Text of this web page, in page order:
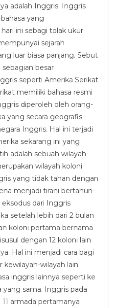
adalah Inggris. Inggris
yang
ini sebagi tolak ukur
sejarah
luar biasa panjang. Sebut
sebagian besar
seperti Amerika Serikat
memiliki bahasa resmi
diperoleh oleh orang-
yang secara geografis
Inggris. Hal ini terjadi
sekarang ini yang
adalah sebuah wilayah
wilayah koloni
yang tidak tahan dengan
menjadi tirani bertahun-
dari Inggris
setelah lebih dari 2 bulan
koloni pertama bernama
dengan 12 koloni lain
Hal ini menjadi cara bagi
kewilayah-wilayah lain
inggris lainnya seperti ke
yang sama. Inggris pada
armada pertamanya